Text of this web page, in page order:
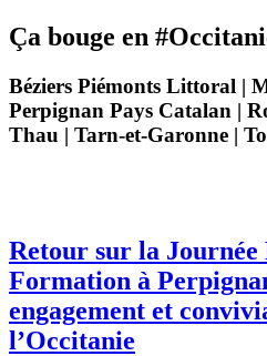
Ça bouge en
Béziers Piémonts Littoral |
Perpignan Pays Catalan |
Thau | Tarn-et-Garonne |
Retour sur la Journée
Formation à
engagement et
l’Occitanie